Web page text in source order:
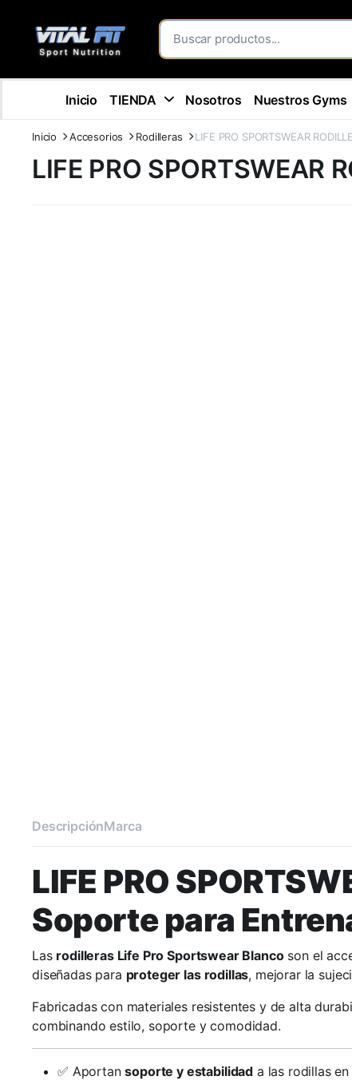
Inicio TIENDA Nosotros Nuestros Gyms
Inicio Accesorios Rodilleras LIFE PRO SPORTSWEAR
LIFE PRO SPORTSWEAR
DescripciónMarca
LIFE PRO
Soporte para
Las rodilleras Life Pro Sportswear Blancoson el
diseñadas para proteger las rodillas, mejorar la
Fabricadas con materiales resistentes y de alta
combinando estilo, soporte y comodidad.
✅ Aportansoporte y estabilidad a las rodillas